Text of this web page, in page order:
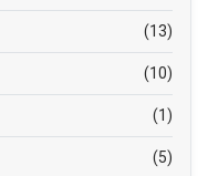
(13)
(10)
(1)
(5)